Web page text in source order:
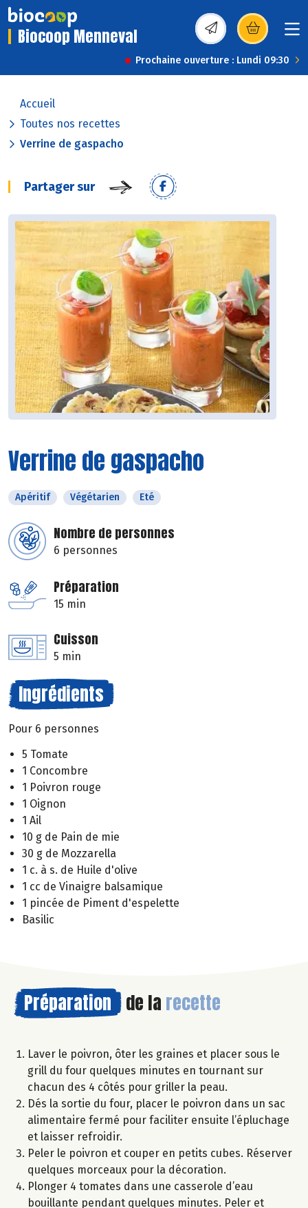
Biocoop Menneval (s’ouvre dans une
Prochaine ouverture : Lundi 09:30
Accueil
Toutes nos recettes
Verrine de gaspacho
Partager sur
Verrine de gaspacho
Apéritif Végétarien Eté
Nombre de personnes
6 personnes
Préparation
15 min
Cuisson
5 min
Ingrédients
Pour 6 personnes
5 Tomate
1 Concombre
1 Poivron rouge
1 Oignon
1 Ail
10 g de Pain de mie
30 g de Mozzarella
1 c. à s. de Huile d'olive
1 cc de Vinaigre balsamique
1 pincée de Piment d'espelette
Basilic
Préparation de la recette
Laver le poivron, ôter les graines et placer sous le
grill du four quelques minutes en tournant sur
chacun des 4 côtés pour griller la peau.
Dés la sortie du four, placer le poivron dans un sac
alimentaire fermé pour faciliter ensuite l’épluchage
et laisser refroidir.
Peler le poivron et couper en petits cubes. Réserver
quelques morceaux pour la décoration.
Plonger 4 tomates dans une casserole d’eau
bouillante pendant quelques minutes. Peler et